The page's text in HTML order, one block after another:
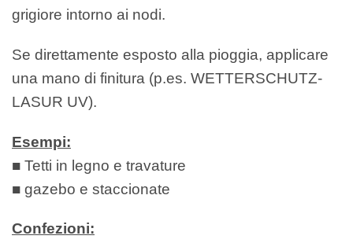
grigiore intorno ai nodi.
Se direttamente esposto alla pioggia, applicare
una mano di finitura (p.es. WETTERSCHUTZ-
LASUR UV).
Esempi:
■ Tetti in legno e travature
■ gazebo e staccionate
Confezioni: